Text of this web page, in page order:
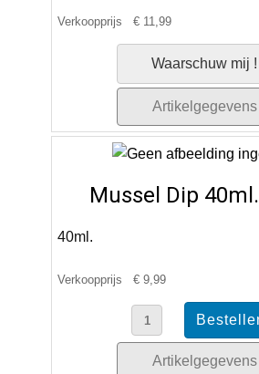
Verkoopprijs € 11,99
Waarschuw mij !
Artikelgegevens
Mussel Dip 40ml.
40ml.
Verkoopprijs € 9,99
Artikelgegevens